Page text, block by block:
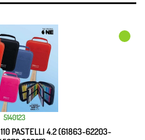
5140123
PASTELLI 4.2 (61863-62203-